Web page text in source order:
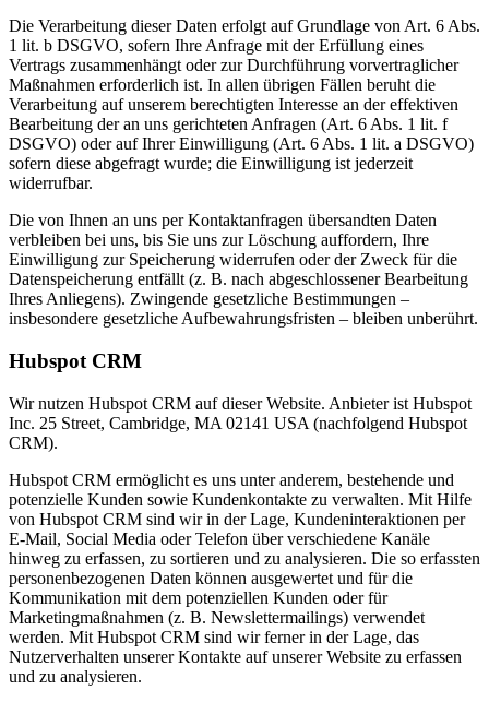
Die Verarbeitung dieser Daten erfolgt auf Grundlage von Art. 6 Abs.
1 lit. b DSGVO, sofern Ihre Anfrage mit der Erfüllung eines
Vertrags zusammenhängt oder zur Durchführung vorvertraglicher
Maßnahmen erforderlich ist. In allen übrigen Fällen beruht die
Verarbeitung auf unserem berechtigten Interesse an der effektiven
Bearbeitung der an uns gerichteten Anfragen (Art. 6 Abs. 1 lit. f
DSGVO) oder auf Ihrer Einwilligung (Art. 6 Abs. 1 lit. a DSGVO)
sofern diese abgefragt wurde; die Einwilligung ist jederzeit
widerrufbar.
Die von Ihnen an uns per Kontaktanfragen übersandten Daten
verbleiben bei uns, bis Sie uns zur Löschung auffordern, Ihre
Einwilligung zur Speicherung widerrufen oder der Zweck für die
Datenspeicherung entfällt (z. B. nach abgeschlossener Bearbeitung
Ihres Anliegens). Zwingende gesetzliche Bestimmungen –
insbesondere gesetzliche Aufbewahrungsfristen – bleiben unberührt.
Hubspot CRM
Wir nutzen Hubspot CRM auf dieser Website. Anbieter ist Hubspot
Inc. 25 Street, Cambridge, MA 02141 USA (nachfolgend Hubspot
CRM).
Hubspot CRM ermöglicht es uns unter anderem, bestehende und
potenzielle Kunden sowie Kundenkontakte zu verwalten. Mit Hilfe
von Hubspot CRM sind wir in der Lage, Kundeninteraktionen per
E-Mail, Social Media oder Telefon über verschiedene Kanäle
hinweg zu erfassen, zu sortieren und zu analysieren. Die so erfassten
personenbezogenen Daten können ausgewertet und für die
Kommunikation mit dem potenziellen Kunden oder für
Marketingmaßnahmen (z. B. Newslettermailings) verwendet
werden. Mit Hubspot CRM sind wir ferner in der Lage, das
Nutzerverhalten unserer Kontakte auf unserer Website zu erfassen
und zu analysieren.